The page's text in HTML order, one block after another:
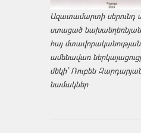
Ազատամարտի սերունդ
ստացած նախաեղեռնյան
հայ մտավորականության
ամենավառ
մեկի՝ Ռուբեն
նամակներ